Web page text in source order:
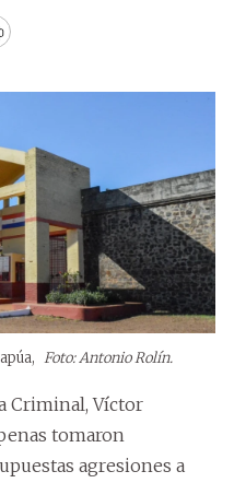
Foto: Antonio Rolín.
Criminal, Víctor
tomaron
agresiones a